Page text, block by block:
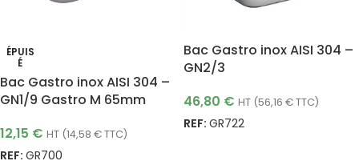
ÉPUIS
É
Bac Gastro inox AISI 304 –
GN1/9 Gastro M 65mm
12,15 € HT (14,58 €TTC)
REF: GR700
Bac Gastro inox AISI 304 –
GN2/3
46,80 € HT (56,16 €TTC)
REF: GR722